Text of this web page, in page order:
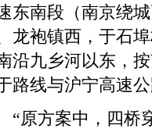
东南段（南京绕
龙袍镇西，于石
沿九乡河以东，
路线与沪宁高速
方案中，四桥穿